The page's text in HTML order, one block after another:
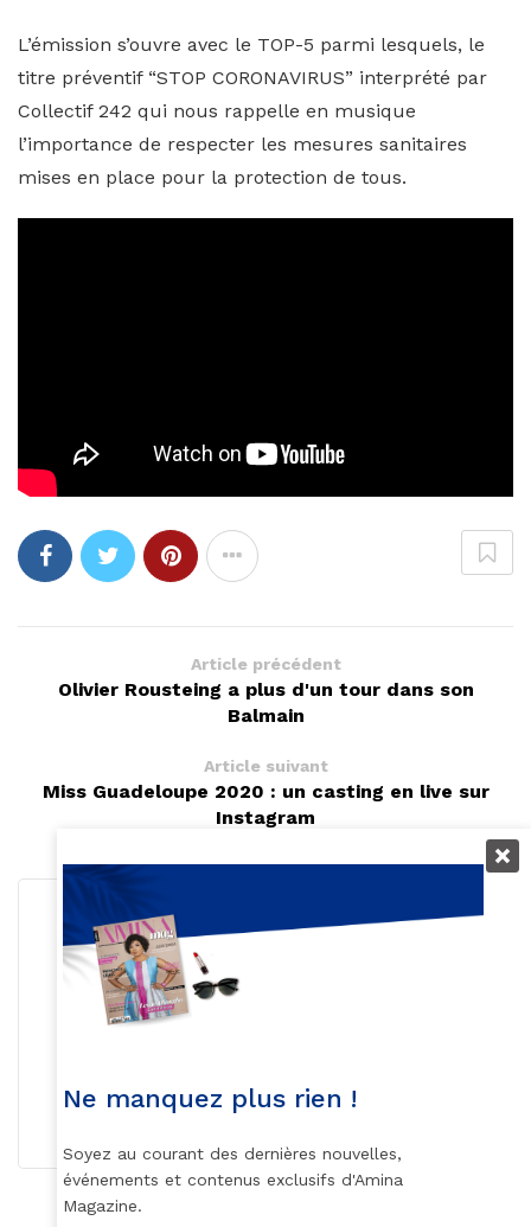
L’émission s’ouvre avec le TOP-5 parmi lesquels, le
titre préventif “STOP CORONAVIRUS” interprété par
Collectif 242 qui nous rappelle en musique
l’importance de respecter les mesures sanitaires
mises en place pour la protection de tous.
Article précédent
Olivier Rousteing a plus d'un tour dans son
Balmain
Article suivant
Miss Guadeloupe 2020 : un casting en live sur
Instagram
S'abonner
Ne manquez plus rien !
Soyez au courant des dernières nouvelles,
événements et contenus exclusifs d'Amina
Magazine.